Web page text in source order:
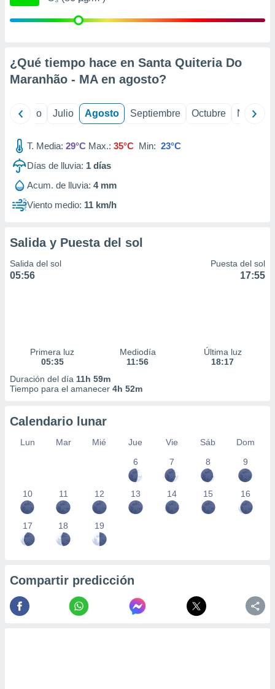
publicidad
publicidad
1199
¿Qué tiempo hace en Santa Quiteria Do
Maranhão - MA en agosto?
Junio Julio Agosto Septiembre Octubre
T. Media: 29°C Max.: 35°C Min: 23°C
Días de lluvia: 1 días
Acum. de lluvia: 4 mm
Viento medio: 11 km/h
Salida y Puesta del sol
Salida del sol
05:56
Puesta del sol
17:55
Primera luz
05:35
Mediodía
11:56
Última luz
18:17
Duración del día 11h 59m
Tiempo para el amanecer 4h 52m
Calendario lunar
Lun Mar Mié Jue Vie Sáb
Dom
6
7 8 9
10 11 12 13 14 15 16
17 18 19
Compartir predicción